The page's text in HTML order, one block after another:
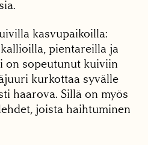
kasvupaikoilla:
pientareilla ja
on sopeutunut kuiviin
kurkottaa syvälle
haarova. Sillä on myös
joista haihtuminen